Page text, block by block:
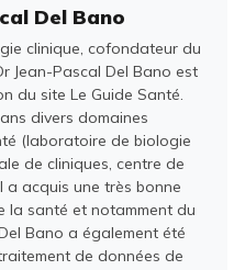
Del Bano
clinique, cofondateur du
Jean-Pascal Del Bano est
du site Le Guide Santé.
divers domaines
(laboratoire de biologie
de cliniques, centre de
acquis une très bonne
la santé et notamment du
Bano a également été
de données de